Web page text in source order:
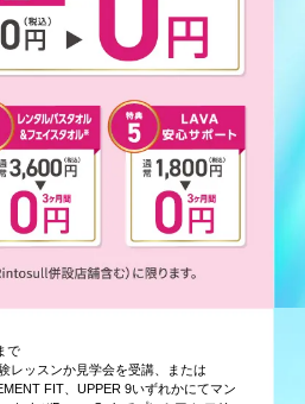
で
レッスンか見学会を受講、または
FIT、UPPER 9いずれかにてマン